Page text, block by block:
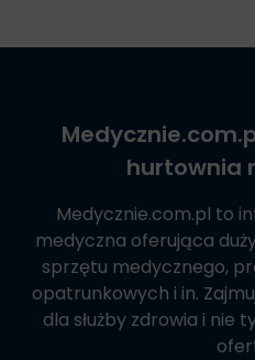
hurtownia
Medycznie.com.pl to
medyczna oferująca
sprzętu medycznego,
opatrunkowych i in.
dla służby zdrowia i nie